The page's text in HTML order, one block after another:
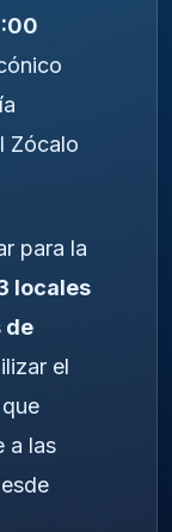
Zócalo
para la
locales
de
el
a las